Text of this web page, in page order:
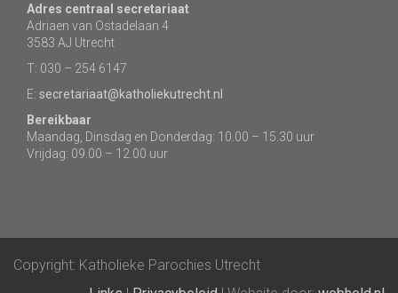
Adres centraal secretariaat
Adriaen van Ostadelaan 4
3583 AJ Utrecht
T: 030 – 254 6147
E: secretariaat@katholiekutrecht.nl
Bereikbaar
Maandag, Dinsdag en Donderdag: 10.00 – 15.30 uur
Vrijdag: 09.00 – 12.00 uur
Copyright: Katholieke Parochies Utrecht